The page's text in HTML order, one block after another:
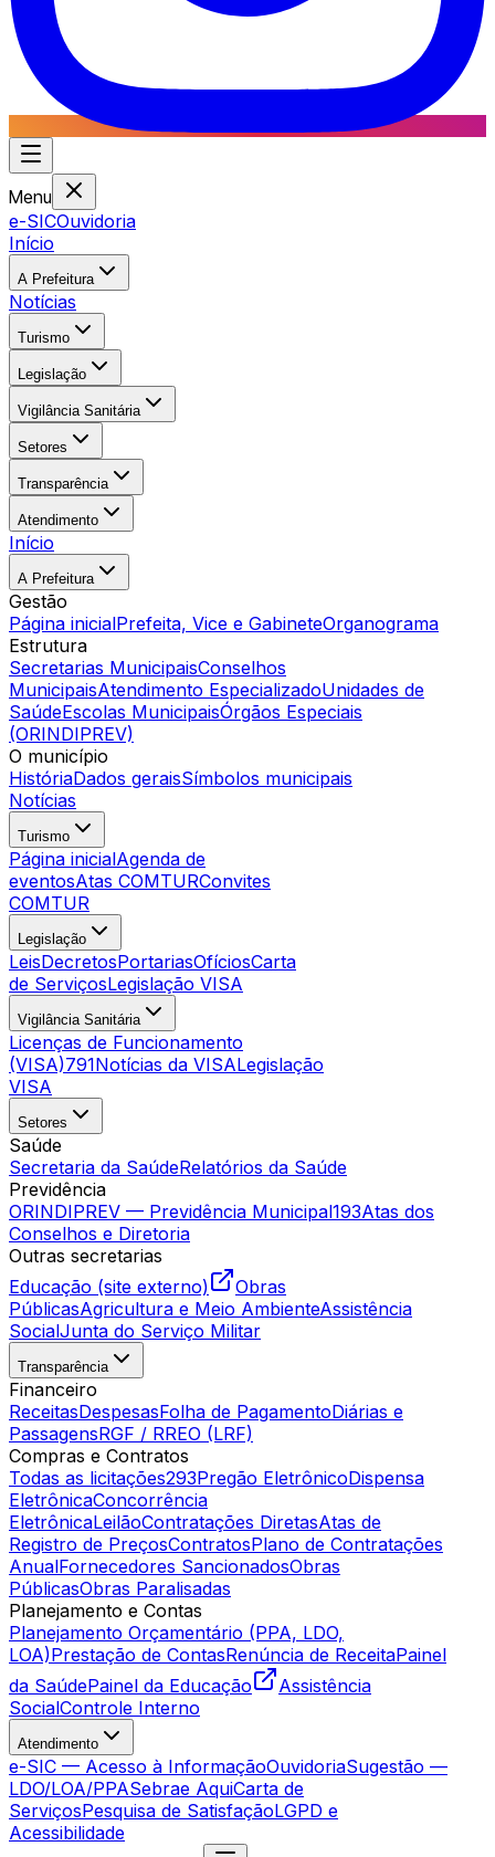
Menu
e-SICOuvidoria
Início
A Prefeitura
Notícias
Turismo
Legislação
Vigilância Sanitária
Setores
Transparência
Atendimento
Início
A Prefeitura
Gestão
Página inicialPrefeita, Vice e GabineteOrganograma
Estrutura
Secretarias MunicipaisConselhos
MunicipaisAtendimento EspecializadoUnidades de
SaúdeEscolas MunicipaisÓrgãos Especiais
(ORINDIPREV)
O município
HistóriaDados geraisSímbolos municipais
Notícias
Turismo
Página inicialAgenda de
eventosAtas COMTURConvites
COMTUR
Legislação
LeisDecretosPortariasOfíciosCarta
de ServiçosLegislação VISA
Vigilância Sanitária
Licenças de Funcionamento
(VISA)791Notícias da VISALegislação
VISA
Setores
Saúde
Secretaria da SaúdeRelatórios da Saúde
Previdência
ORINDIPREV — Previdência Municipal193Atas dos
Conselhos e Diretoria
Outras secretarias
Educação (site externo)
Obras
PúblicasAgricultura e Meio AmbienteAssistência
SocialJunta do Serviço Militar
Transparência
Financeiro
ReceitasDespesasFolha de PagamentoDiárias e
PassagensRGF / RREO (LRF)
Compras e Contratos
Todas as licitações293Pregão EletrônicoDispensa
EletrônicaConcorrência
EletrônicaLeilãoContratações DiretasAtas de
Registro de PreçosContratosPlano de Contratações
AnualFornecedores SancionadosObras
PúblicasObras Paralisadas
Planejamento e Contas
Planejamento Orçamentário (PPA, LDO,
LOA)Prestação de ContasRenúncia de ReceitaPainel
da SaúdePainel da Educação
Assistência
SocialControle Interno
Atendimento
e-SIC — Acesso à InformaçãoOuvidoriaSugestão —
LDO/LOA/PPASebrae AquiCarta de
ServiçosPesquisa de SatisfaçãoLGPD e
Acessibilidade